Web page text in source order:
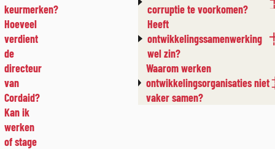
keurmerken?
Hoeveel
verdient
de
directeur
van
Cordaid?
Kan ik
werken
of stage
corruptie te voorkomen?
Heeft
ontwikkelingssamenwerking
wel zin?
Waarom werken
ontwikkelingsorganisaties niet
vaker samen?